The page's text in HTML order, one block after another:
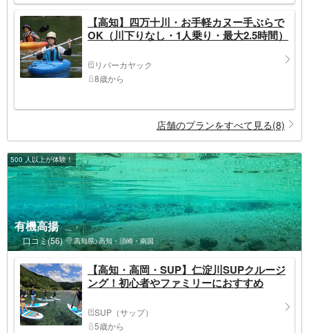
【高知】四万十川・お手軽カヌー手ぶらで
OK（川下りなし・1人乗り・最大2.5時間）
リバーカヤック
8歳から
店舗のプランをすべて見る(8)
500 人以上が体験！
有機高揚
口コミ(56) 高知県>高知・須崎・南国
【高知・高岡・SUP】仁淀川SUPクルージ
ング！初心者やファミリーにおすすめ
SUP（サップ）
5歳から